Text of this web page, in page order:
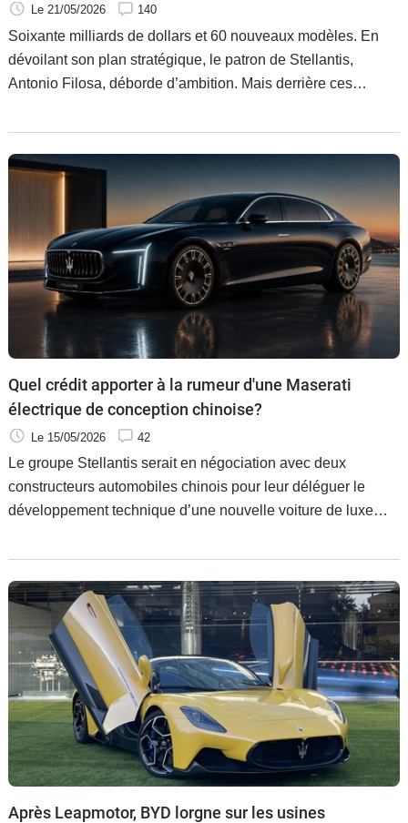
Le 21/05/2026 140
Soixante milliards de dollars et 60 nouveaux modèles. En
dévoilant son plan stratégique, le patron de Stellantis,
Antonio Filosa, déborde d’ambition. Mais derrière ces
peut-être pour le Vieux Continent, avec des marges au
rabais, des usines partagées et des marques reléguées au
second plan. L’Europe automobile est-elle en train de
sacrifier son avenir au profit du rêve américain ?
Quel crédit apporter à la rumeur d'une Maserati
électrique de conception chinoise?
Le 15/05/2026 42
Le groupe Stellantis serait en négociation avec deux
constructeurs automobiles chinois pour leur déléguer le
développement technique d’une nouvelle voiture de luxe
simplement « habillée » par les designers de la marque au
trident. Une telle stratégie nous paraît absolument
inconcevable compte tenu de l’histoire récente de Maserati.
Après Leapmotor, BYD lorgne sur les usines